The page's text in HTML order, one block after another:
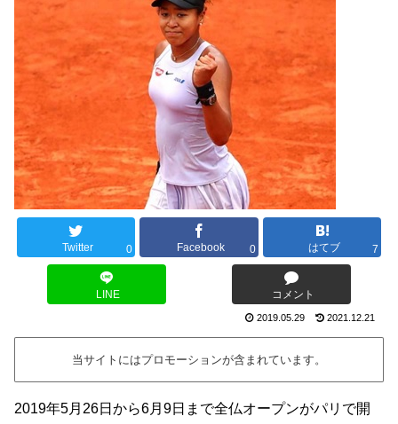
Twitter 0 Facebook 0 はてブ 7
LINE コメント
2019.05.29 2021.12.21
当サイトにはプロモーションが含まれています。
2019年5月26日から6月9日まで全仏オープンがパリで開